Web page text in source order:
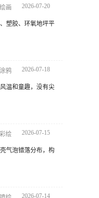
2026-07-20
画
塑胶、环氧地坪平
2026-07-18
鸦
温和童趣，没有尖
2026-07-15
绘
气泡错落分布，构
2026-07-14